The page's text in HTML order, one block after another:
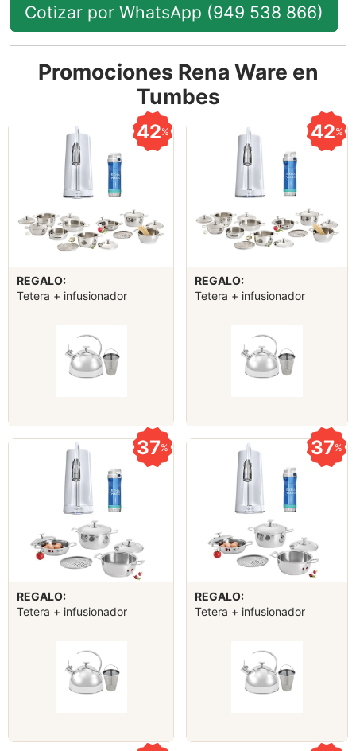
Cotizar por WhatsApp (949 538 866)
Promociones Rena Ware en
Tumbes
42%
REGALO:
Tetera + infusionador
42%
REGALO:
Tetera + infusionador
37%
REGALO:
Tetera + infusionador
37%
REGALO:
Tetera + infusionador